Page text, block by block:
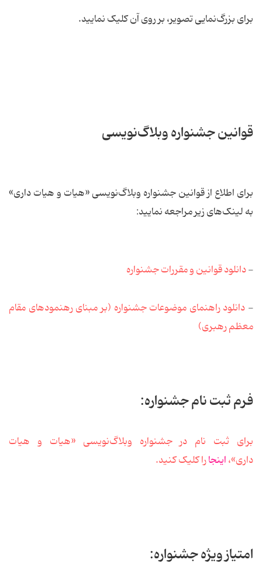
برای بزرگ‌نمایی تصویر، بر روی آن کلیک نمایید.
قوانین جشنواره وبلاگ‌نویسی
برای اطلاع از قوانین جشنواره وبلاگ‌نویسی «هیات و هیات داری»
به لینک‌های زیر مراجعه نمایید:
-دانلود قوانین و مقررات جشنواره
- دانلود راهنمای موضوعات جشنواره (بر مبنای رهنمودهای مقام
معظم رهبری)
فرم ثبت نام جشنواره:
برای ثبت نام در جشنواره وبلاگ‌نویسی «هیات و هیات
داری»،اینجارا کلیک کنید.
امتیاز ویژه جشنواره: